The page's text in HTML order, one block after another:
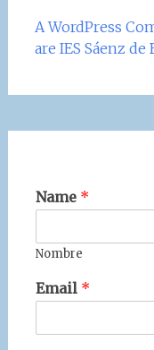
A WordPress
are IES Sáenz de
Name *
Nombre
Email *